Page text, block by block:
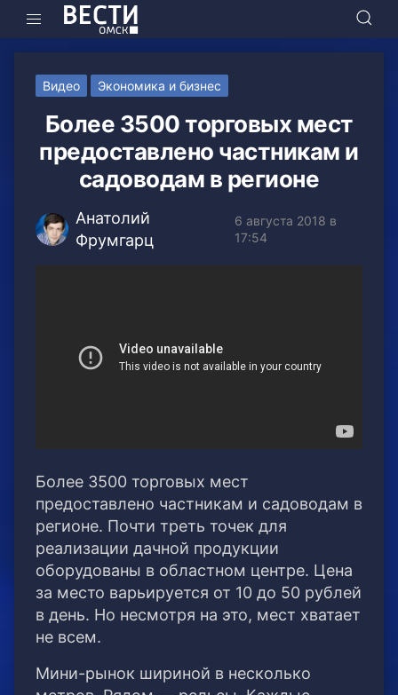
Видео Экономика и бизнес
Более 3500 торговых мест
предоставлено частникам и
садоводам в регионе
Анатолий
Фрумгарц
6 августа 2018 в
17:54
Более 3500 торговых мест
предоставлено частникам и садоводам в
регионе. Почти треть точек для
реализации дачной продукции
оборудованы в областном центре. Цена
за место варьируется от 10 до 50 рублей
в день. Но несмотря на это, мест хватает
не всем.
Мини-рынок шириной в несколько